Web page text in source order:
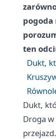
pogoda
ten
Dukt,
Dukt,
Droga w